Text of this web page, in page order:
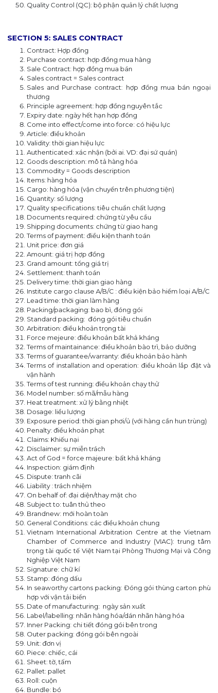
Quality Control (QC): bộ phận quản lý chất lượng
SECTION 5: SALES CONTRACT
Contract: Hợp đồng
Purchase contract: hợp đồng mua hàng
Sale Contract: hợp đồng mua bán
Sales contract = Sales contract
Sales and Purchase contract: hợp đồng mua bán ngoại
thương
Principle agreement: hợp đồng nguyên tắc
Expiry date: ngày hết hạn hợp đồng
Come into effect/come into force: có hiệu lực
Article: điều khoản
Validity: thời gian hiệu lực
Authenticated: xác nhận (bởi ai. VD: đại sứ quán)
Goods description: mô tả hàng hóa
Commodity = Goods description
Items: hàng hóa
Cargo: hàng hóa (vận chuyển trên phương tiện)
Quantity: số lượng
Quality specifications: tiêu chuẩn chất lượng
Documents required: chứng từ yêu cầu
Shipping documents: chứng từ giao hang
Terms of payment: điều kiện thanh toán
Unit price: đơn giá
Amount: giá trị hợp đồng
Grand amount: tổng giá trị
Settlement: thanh toán
Delivery time: thời gian giao hàng
Institute cargo clause A/B/C : điều kiện bảo hiểm loại A/B/C
Lead time: thời gian làm hàng
Packing/packaging: bao bì, đóng gói
Standard packing: đóng gói tiêu chuẩn
Arbitration: điều khoản trọng tài
Force mejeure: điều khoản bất khả kháng
Terms of maintainance: điều khoản bào trì, bảo dưỡng
Terms of guarantee/warranty: điều khoản bảo hành
Terms of installation and operation: điều khoản lắp đặt và
vận hành
Terms of test running: điều khoản chạy thử
Model number: số mã/mẫu hàng
Heat treatment: xử lý bằng nhiệt
Dosage: liều lượng
Exposure period: thời gian phơi/ủ (với hàng cần hun trùng)
Penalty: điều khoản phạt
Claims: Khiếu nại
Disclaimer: sự miễn trách
Act of God = force majeure: bất khả kháng
Inspection: giám định
Dispute: tranh cãi
Liability : trách nhiệm
On behalf of: đại diện/thay mặt cho
Subject to: tuân thủ theo
Brandnew: mới hoàn toàn
General Conditions: các điều khoản chung
Vietnam International Arbitration Centre at the Vietnam
Chamber of Commerce and Industry (VIAC): trung tâm
trọng tài quốc tế Việt Nam tại Phòng Thương Mại và Công
Nghiệp Việt Nam
Signature: chữ kí
Stamp: đóng dấu
In seaworthy cartons packing: Đóng gói thùng carton phù
hợp với vận tải biển
Date of manufacturing: ngày sản xuất
Label/labelling: nhãn hàng hóa/dán nhãn hàng hóa
Inner Packing: chi tiết đóng gói bên trong
Outer packing: đóng gói bên ngoài
Unit: đơn vị
Piece: chiếc, cái
Sheet: tờ, tấm
Pallet: pallet
Roll: cuộn
Bundle: bó